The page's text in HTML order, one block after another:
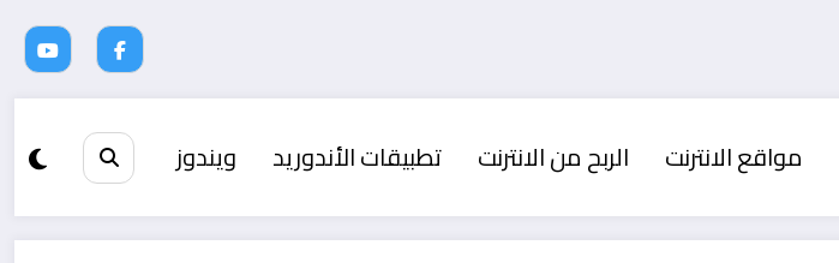
مواقع الانترنت الربح من الانترنت تطبيقات الأندوريد ويندوز